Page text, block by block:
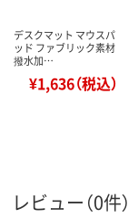
デスクマット マウスパ
ッド ファブリック素材
撥水加…
¥1,636（税込）
レビュー（0件）